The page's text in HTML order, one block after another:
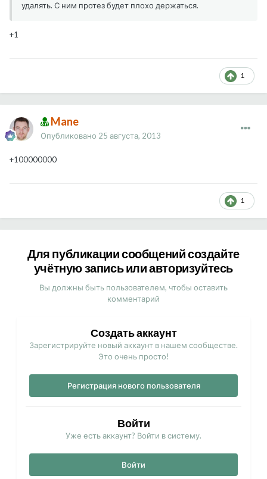
удалять. С ним протез будет плохо держаться.
+1
1
Mane
Опубликовано 25 августа, 2013
+100000000
1
Для публикации сообщений создайте
учётную запись или авторизуйтесь
Вы должны быть пользователем, чтобы оставить
комментарий
Создать аккаунт
Зарегистрируйте новый аккаунт в нашем сообществе.
Это очень просто!
Регистрация нового пользователя
Войти
Уже есть аккаунт? Войти в систему.
Войти